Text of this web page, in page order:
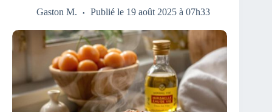
Gaston M. Publié le 19 août 2025 à 07h33